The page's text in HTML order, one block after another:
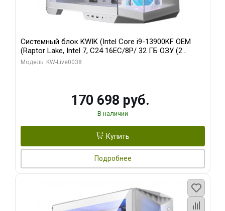
Системный блок KWIK (Intel Core i9-13900KF OEM
(Raptor Lake, Intel 7, C24 16EC/8P/ 32 ГБ ОЗУ (2
модуля)/ Gigabyte RX9070XT GAMING OC 16GB GDDR6
Модель: KW-Live0038
170 698 руб.
В наличии
Купить
Подробнее